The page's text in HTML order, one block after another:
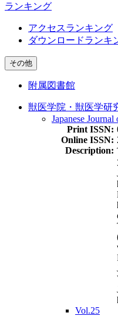
ランキング
アクセスランキング
ダウンロードランキ
その他
附属図書館
獣医学院・獣医学研
Japanese
Print ISSN:
Online ISSN:
Description:
Vol.25